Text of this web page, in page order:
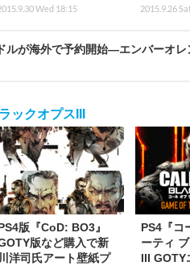
Wed 18:15 2015.9.26
ルが海外で予約開始―エンバーオ
ックオプスIII
版『CoD: BO3』
版など購入で新
川洋司氏アート壁紙プ
PS4『コ
ーティ
III GOTY